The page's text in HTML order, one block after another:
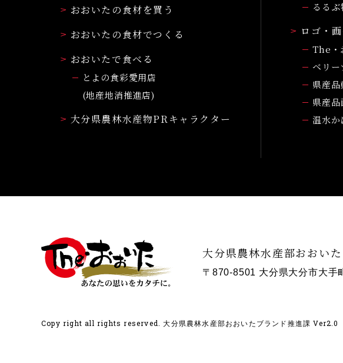
おおいたの食材を買う
おおいたの食材でつくる
おおいたで食べる
とよの食彩愛用店
(地産地消推進店)
大分県農林水産物PRキャラクター
るるぶ
ロゴ・
The・
ベリー
県産品
県産品
温水
大分県農林水産部おおい
〒870-8501 大分県大分市大手
Copy right all rights reserved.大分県農林水産部おおいたブランド推進課 Ver2.0